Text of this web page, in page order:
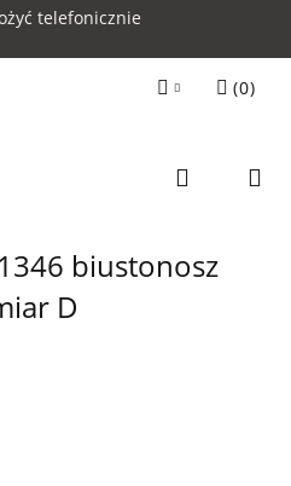
telefonicznie
Zarejestruj się
(0)
biustonosz
D